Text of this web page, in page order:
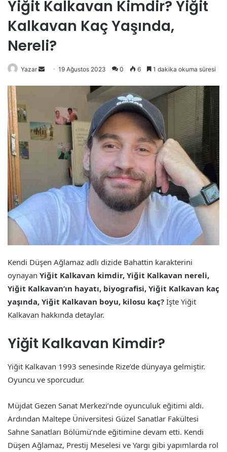
Yiğit Kalkavan Kimdir? Yiğit
Kalkavan Kaç Yaşında,
Nereli?
Yazar
Bir
göndermek
19 Ağustos 2023 0 6 1 dakika okuma süresi
Kendi Düşen Ağlamaz adlı dizide Bahattin karakterini
oynayan Yiğit Kalkavan kimdir, Yiğit Kalkavan nereli,
Yiğit Kalkavan’ın hayatı, biyografisi, Yiğit Kalkavan kaç
yaşında, Yiğit Kalkavan boyu, kilosu kaç? İşte Yiğit
Kalkavan hakkında detaylar.
Yiğit Kalkavan Kimdir?
Yiğit Kalkavan 1993 senesinde Rize’de dünyaya gelmiştir.
Oyuncu ve sporcudur.
Müjdat Gezen Sanat Merkezi’nde oyunculuk eğitimi aldı.
Ardından Maltepe Üniversitesi Güzel Sanatlar Fakültesi
Sahne Sanatları Bölümü’nde eğitimine devam etti. Kendi
Düşen Ağlamaz, Prestij Meselesi ve Yargı gibi yapımlarda rol